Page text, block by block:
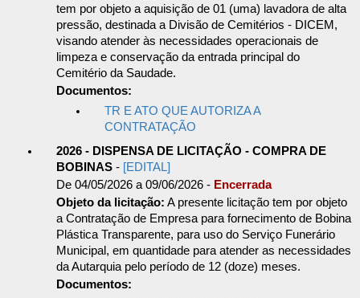
tem por objeto a aquisição de 01 (uma) lavadora de alta
pressão, destinada a Divisão de Cemitérios - DICEM,
visando atender às necessidades operacionais de
limpeza e conservação da entrada principal do
Cemitério da Saudade.
Documentos:
TR E ATO QUE AUTORIZA A
CONTRATAÇÃO
2026 - DISPENSA DE LICITAÇÃO - COMPRA DE
BOBINAS - [EDITAL]
De 04/05/2026 a 09/06/2026 - Encerrada
Objeto da licitação: A presente licitação tem por objeto
a Contratação de Empresa para fornecimento de Bobina
Plástica Transparente, para uso do Serviço Funerário
Municipal, em quantidade para atender as necessidades
da Autarquia pelo período de 12 (doze) meses.
Documentos: